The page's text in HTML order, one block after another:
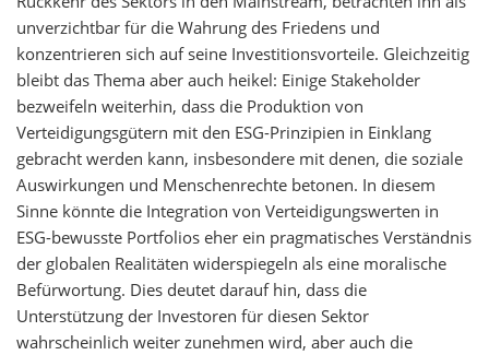
unverzichtbar für die Wahrung des Friedens und
konzentrieren sich auf seine Investitionsvorteile. Gleichzeitig
bleibt das Thema aber auch heikel: Einige Stakeholder
bezweifeln weiterhin, dass die Produktion von
Verteidigungsgütern mit den ESG-Prinzipien in Einklang
gebracht werden kann, insbesondere mit denen, die soziale
Auswirkungen und Menschenrechte betonen. In diesem
Sinne könnte die Integration von Verteidigungswerten in
ESG-bewusste Portfolios eher ein pragmatisches Verständnis
der globalen Realitäten widerspiegeln als eine moralische
Befürwortung. Dies deutet darauf hin, dass die
Unterstützung der Investoren für diesen Sektor
wahrscheinlich weiter zunehmen wird, aber auch die